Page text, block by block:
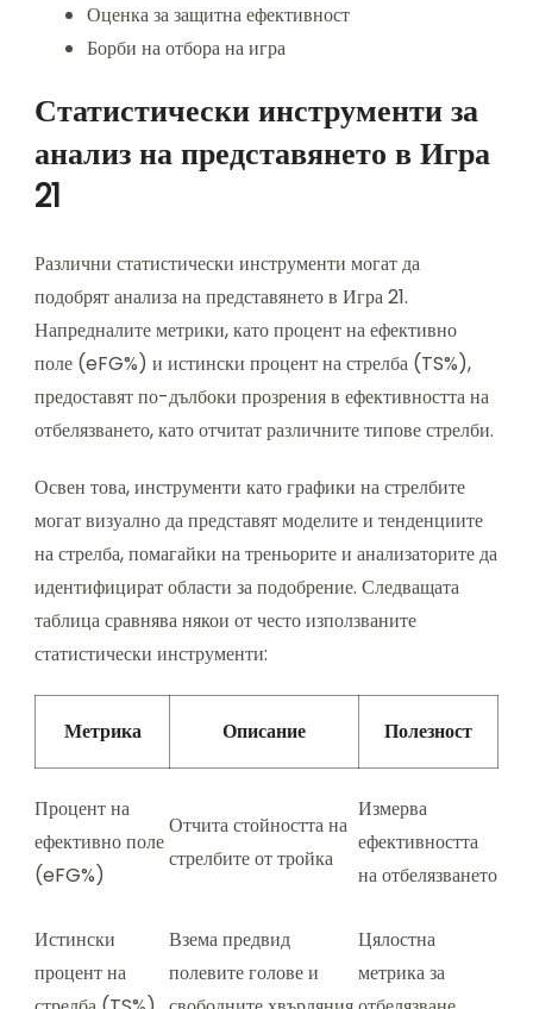
Оценка за защитна ефективност
Борби на отбора на игра
Статистически инструменти за
анализ на представянето в Игра
21
Различни статистически инструменти могат да
подобрят анализа на представянето в Игра 21.
Напредналите метрики, като процент на ефективно
поле (eFG%) и истински процент на стрелба (TS%),
предоставят по-дълбоки прозрения в ефективността на
отбелязването, като отчитат различните типове стрелби.
Освен това, инструменти като графики на стрелбите
могат визуално да представят моделите и тенденциите
на стрелба, помагайки на треньорите и анализаторите да
идентифицират области за подобрение. Следващата
таблица сравнява някои от често използваните
статистически инструменти:
Метрика Описание Полезност
Процент на
ефективно поле
(eFG%)
Отчита стойността на
стрелбите от тройка
Измерва
ефективността
на отбелязването
Истински
процент на
Взема предвид
полевите голове и
Цялостна
метрика за